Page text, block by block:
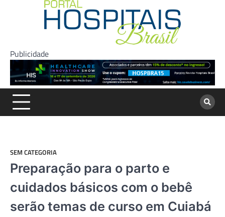
Publicidade
SEM CATEGORIA
Preparação para o parto e
cuidados básicos com o bebê
serão temas de curso em Cuiabá